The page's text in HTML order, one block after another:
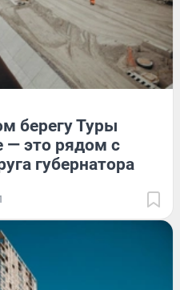
берегу Туры
— это рядом с
губернатора